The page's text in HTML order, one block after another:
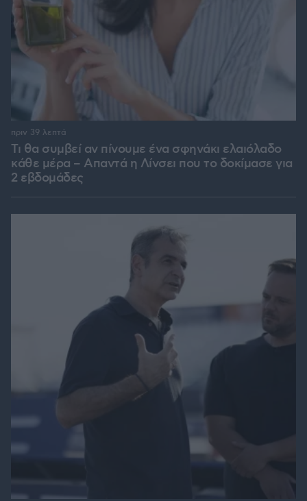
Τι θα συμβεί αν πίνουμε ένα σφηνάκι ελαιόλαδο
κάθε μέρα – Απαντά η Λίνσει που το δοκίμασε για
2 εβδομάδες
πριν 39 λεπτά